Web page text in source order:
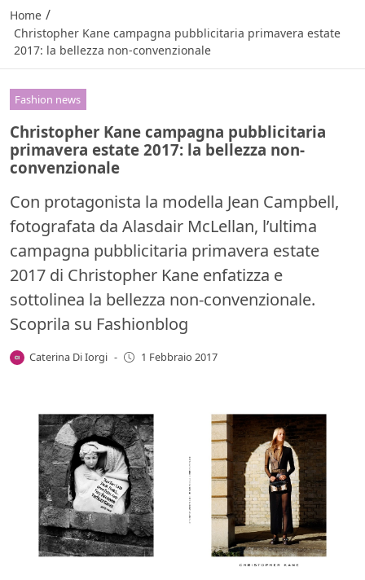
Home /
Christopher Kane campagna pubblicitaria primavera estate
2017: la bellezza non-convenzionale
Fashion news
Christopher Kane campagna pubblicitaria
primavera estate 2017: la bellezza non-
convenzionale
Con protagonista la modella Jean Campbell,
fotografata da Alasdair McLellan, l’ultima
campagna pubblicitaria primavera estate
2017 di Christopher Kane enfatizza e
sottolinea la bellezza non-convenzionale.
Scoprila su Fashionblog
Caterina Di Iorgi - 1 Febbraio 2017